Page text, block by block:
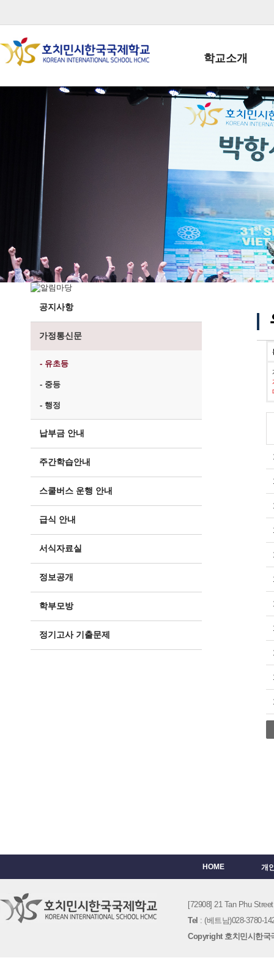
학교소개
학교장인사말
학생회장인사말
학교상징
학교 CI
교직원현황
학생현황
위치/전화
전경사진
공지사항
가정통신문
- 유초등
- 중등
- 행정
납부금 안내
주간학습안내
스쿨버스 운행 안내
급식 안내
서식자료실
정보공개
학부모방
정기고사 기출문제
HOME 개
[72908] 21 Tan Phu
Tel : (베트남)028-3780-
Copyright 호치민시한국